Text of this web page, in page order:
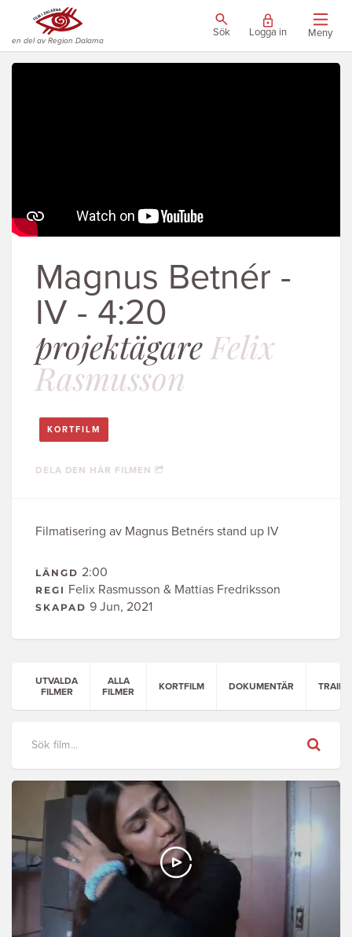
en del av Region Dalarna
Sök Logga in Meny
Magnus Betnér -
IV - 4:20
projektägare Felix
Rasmusson
KORTFILM
DELA DEN HÄR FILMEN
Filmatisering av Magnus Betnérs stand up IV
LÄNGD 2:00
REGI Felix Rasmusson & Mattias Fredriksson
SKAPAD 9 Jun, 2021
UTVALDA
FILMER
ALLA
FILMER
KORTFILM DOKUMENTÄR
Sök